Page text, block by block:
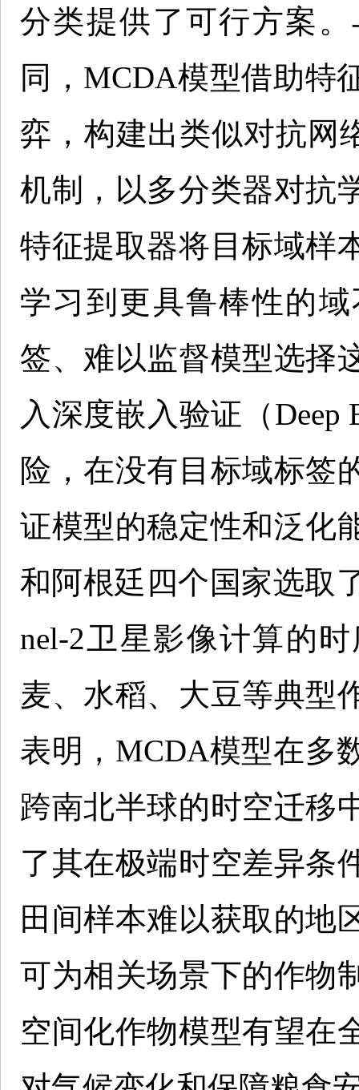
分类提供了可行方案
同，MCDA模型借助特
弈，构建出类似对抗
机制，以多分类器对抗
特征提取器将目标域样
学习到更具鲁棒性的
签、难以监督模型选择
入深度嵌入验证（Deep
险，在没有目标域标签
证模型的稳定性和泛化
和阿根廷四个国家选取
nel-2卫星影像计算的
麦、水稻、大豆等典型
表明，MCDA模型在多
跨南北半球的时空迁移
了其在极端时空差异条
田间样本难以获取的地
可为相关场景下的作物
空间化作物模型有望在